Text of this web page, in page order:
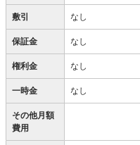
敷引 なし
保証金 なし
権利金 なし
一時金 なし
その他月額
費用